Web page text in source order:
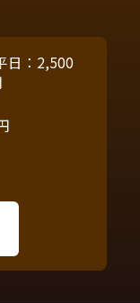
日：2,500